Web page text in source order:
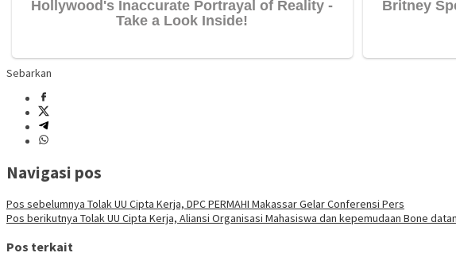
Sebarkan
Navigasi pos
Pos sebelumnya Tolak UU Cipta Kerja, DPC PERMAHI Makassar Gelar Conferensi Pers
Pos berikutnya Tolak UU Cipta Kerja, Aliansi Organisasi Mahasiswa dan kepemudaan Bone
Pos terkait